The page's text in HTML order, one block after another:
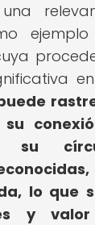
su
lo que
y